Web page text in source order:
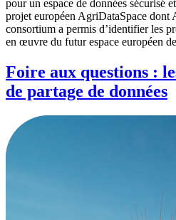
pour un espace de données sécurisé
projet européen AgriDataSpace dont
consortium a permis d’identifier les
en œuvre du futur espace européen
Foire aux questions :
de partage de données